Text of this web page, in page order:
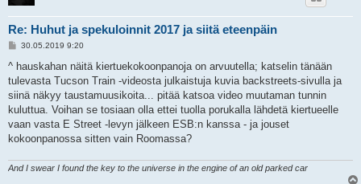
Re: Huhut ja spekuloinnit 2017 ja siitä eteenpäin
V
e
t
i
30.05.2019 9:20
^ hauskahan näitä kiertuekokoonpanoja on arvuutella; katselin tänään
tulevasta Tucson Train -videosta julkaistuja kuvia backstreets-sivulla ja
siinä näkyy taustamuusikoita... pitää katsoa video muutaman tunnin
kuluttua. Voihan se tosiaan olla ettei tuolla porukalla lähdetä kiertueelle
vaan vasta E Street -levyn jälkeen ESB:n kanssa - ja jouset
kokoonpanossa sitten vain Roomassa?
And I swear I found the key to the universe in the engine of an old parked car